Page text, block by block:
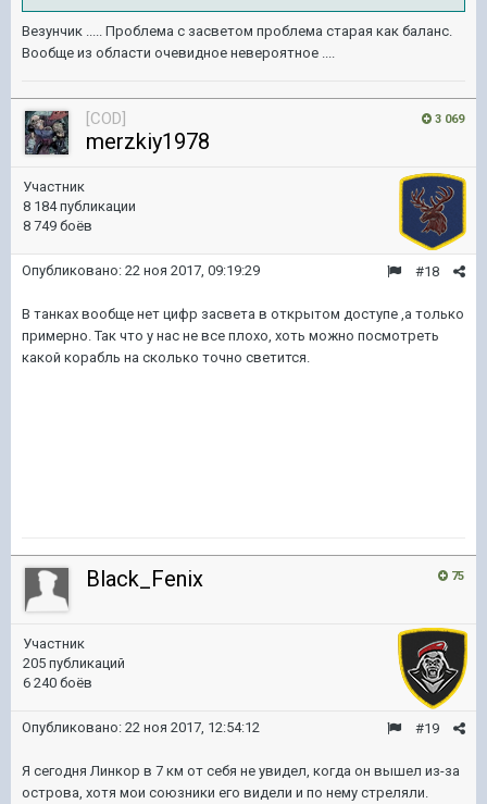
Везунчик ..... Проблема с засветом проблема старая как баланс.
Вообще из области очевидное невероятное ....
3 069
[COD]
merzkiy1978
Участник
8 184 публикации
8 749 боёв
#18
Опубликовано: 22 ноя 2017, 09:19:29
В танках вообще нет цифр засвета в открытом доступе ,а только
примерно. Так что у нас не все плохо, хоть можно посмотреть
какой корабль на сколько точно светится.
75
Black_Fenix
Участник
205 публикаций
6 240 боёв
#19
Опубликовано: 22 ноя 2017, 12:54:12
Я сегодня Линкор в 7 км от себя не увидел, когда он вышел из-за
острова, хотя мои союзники его видели и по нему стреляли.